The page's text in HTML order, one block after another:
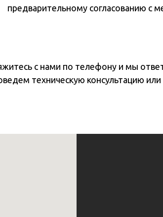
предварительному согласованию с
с нами по телефону и мы
техническую консультацию